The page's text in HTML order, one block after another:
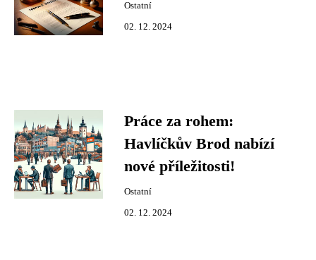
Ostatní
02. 12. 2024
Práce za rohem:
Havlíčkův Brod nabízí
nové příležitosti!
Ostatní
02. 12. 2024